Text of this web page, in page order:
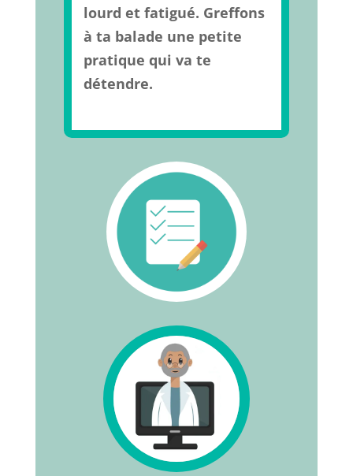
lourd et fatigué. Greffons
à ta balade une petite
pratique qui va te
détendre.